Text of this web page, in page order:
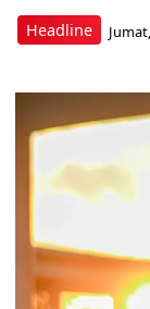
Headline